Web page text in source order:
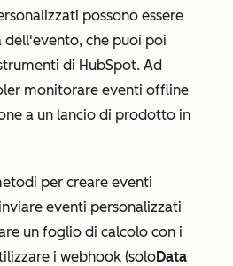
possono essere
che puoi poi
di HubSpot. Ad
monitorare eventi offline
a un lancio di prodotto in
per creare eventi
eventi personalizzati
un foglio di calcolo con i
i webhook (soloData